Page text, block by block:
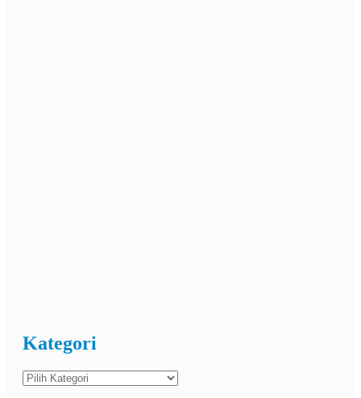
Kategori
Kategori